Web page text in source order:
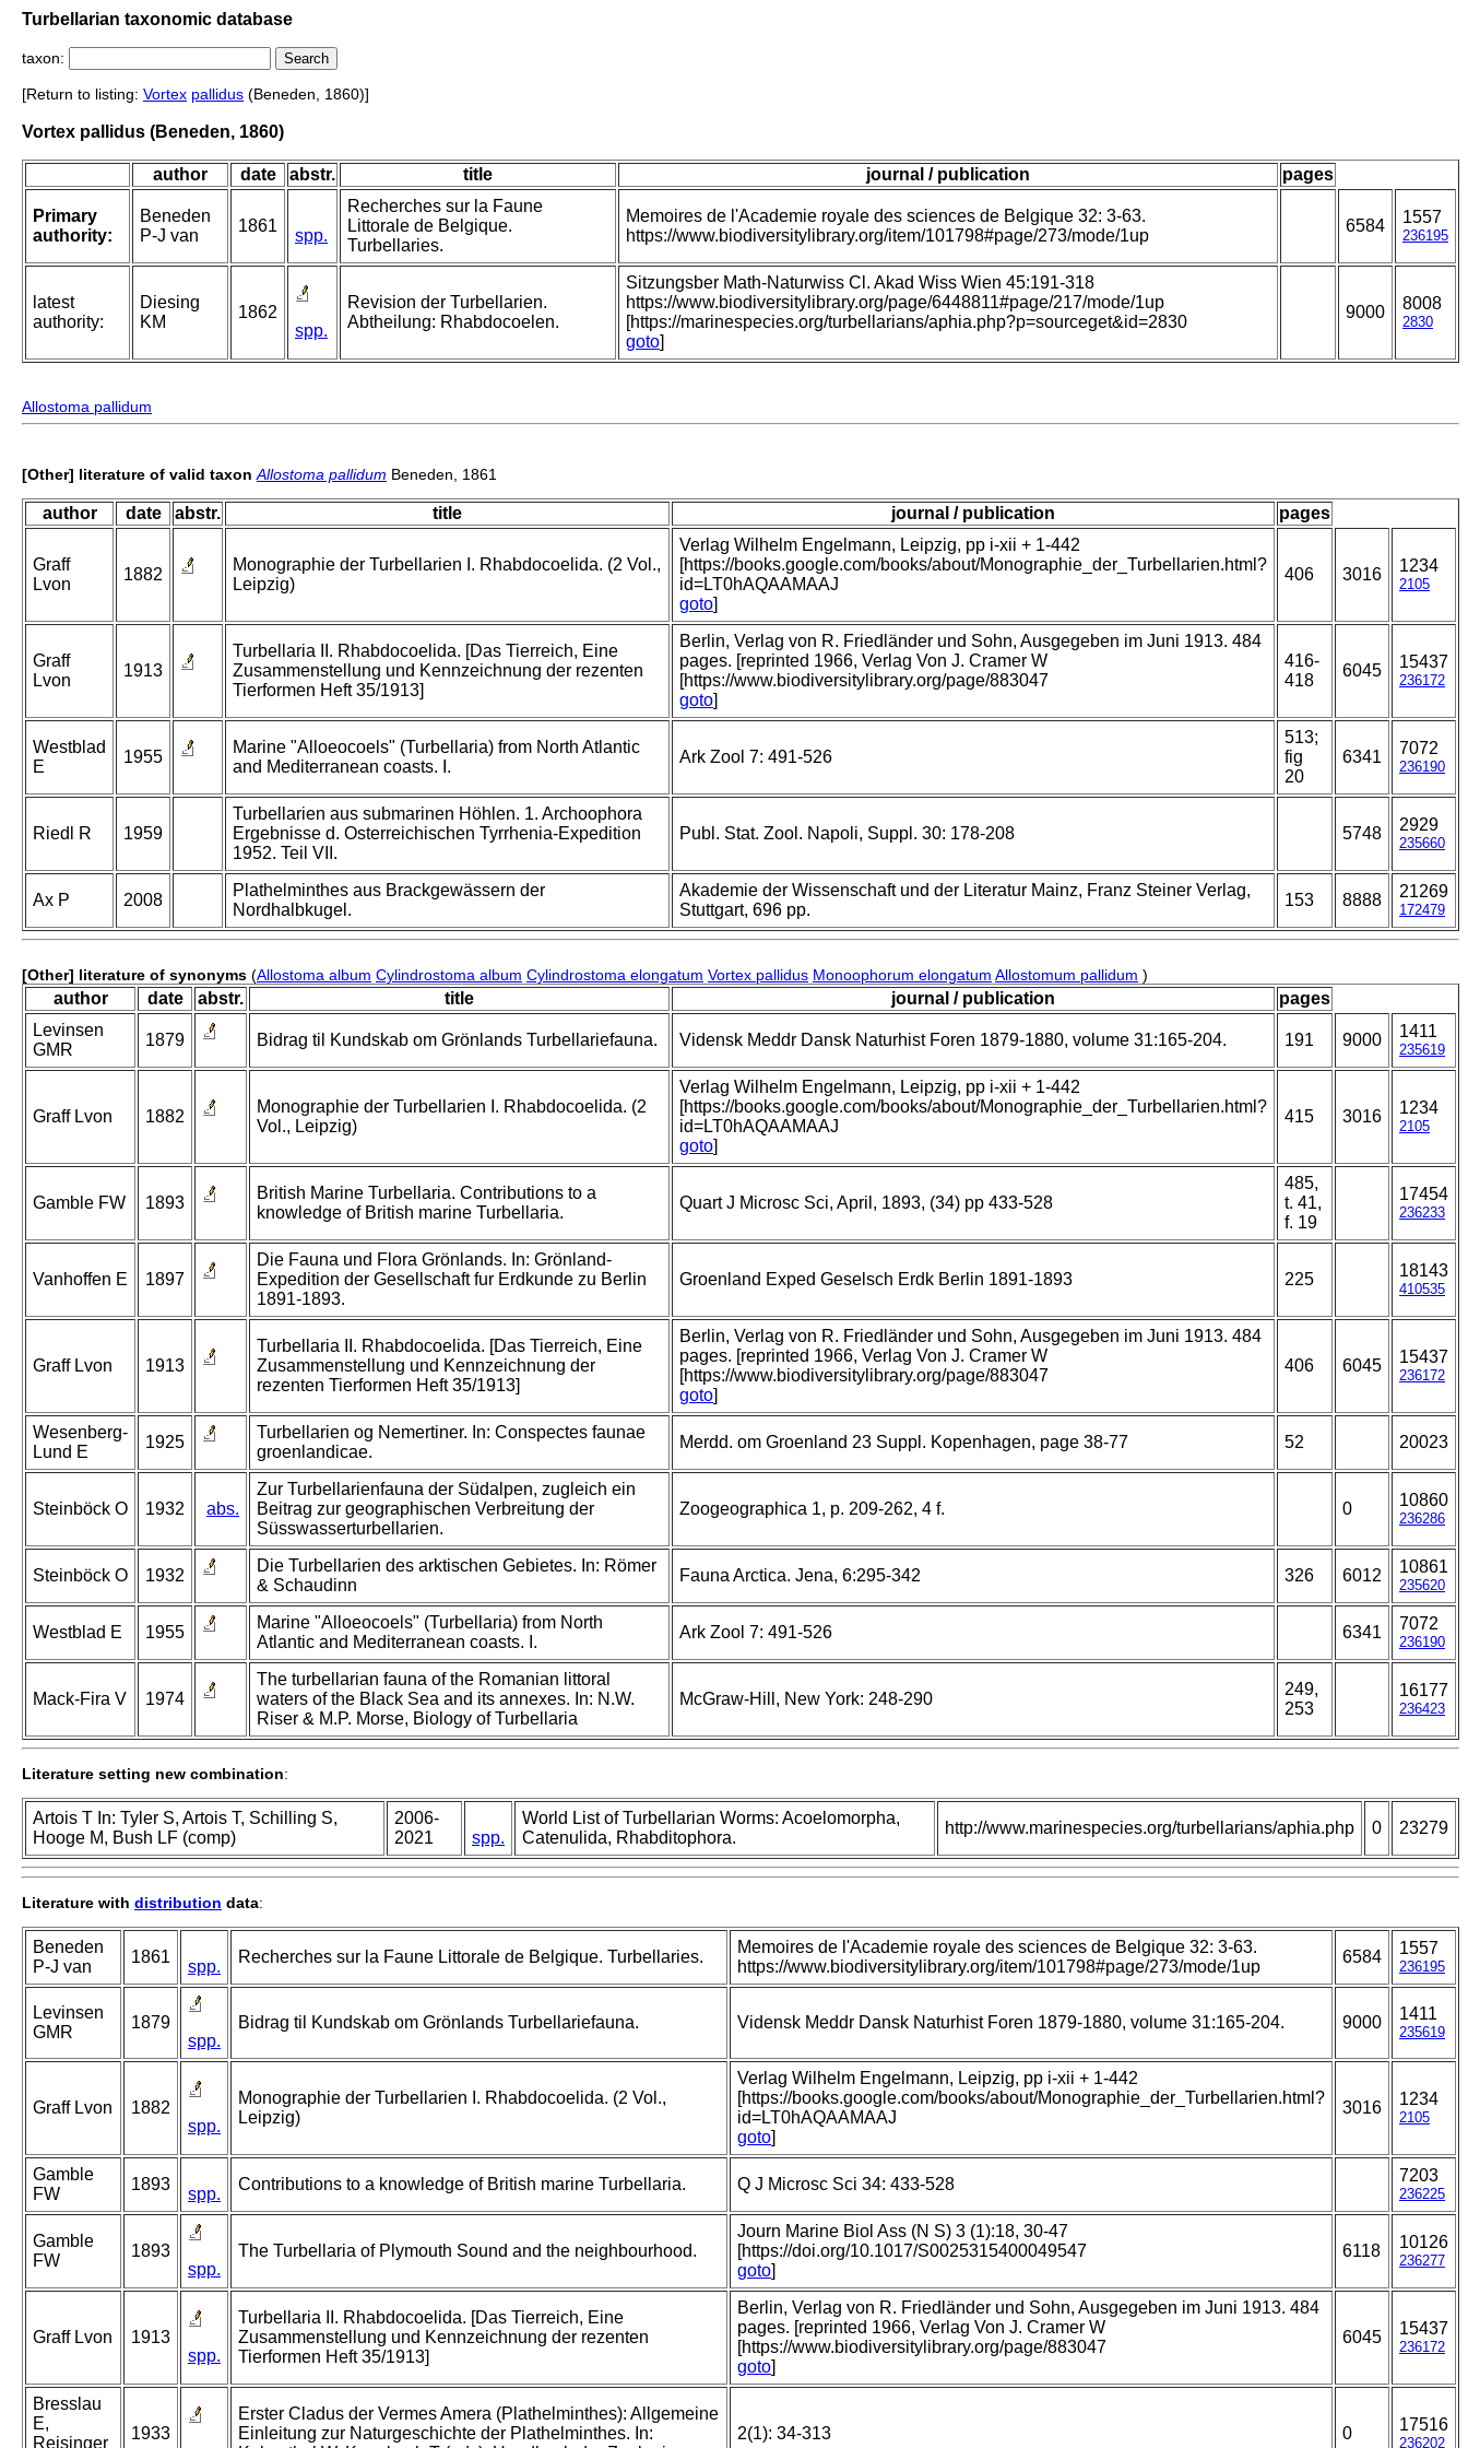
Turbellarian taxonomic database
taxon:
[Return to listing: Vortex pallidus (Beneden, 1860)]
Vortex pallidus (Beneden, 1860)
author date abstr. title journal / publication pages
Primary
authority:
Beneden
P-J van
1861
spp.
Recherches sur la Faune
Littorale de Belgique.
Turbellaries.
Memoires de l'Academie royale des sciences de Belgique 32: 3-63.
https://www.biodiversitylibrary.org/item/101798#page/273/mode/1up
6584 1557
236195
latest
authority:
Diesing
KM
1862
spp.
Revision der Turbellarien.
Abtheilung: Rhabdocoelen.
Sitzungsber Math-Naturwiss Cl. Akad Wiss Wien 45:191-318
https://www.biodiversitylibrary.org/page/6448811#page/217/mode/1up
[https://marinespecies.org/turbellarians/aphia.php?p=sourceget&id=2830
goto]
9000 8008
2830
Allostoma pallidum
[Other] literature of valid taxon Allostoma pallidum Beneden, 1861
author date abstr. title journal / publication pages
Graff
Lvon
1882
Monographie der Turbellarien I. Rhabdocoelida. (2 Vol.,
Leipzig)
Verlag Wilhelm Engelmann, Leipzig, pp i-xii + 1-442
[https://books.google.com/books/about/Monographie_der_Turbellarien.html?
id=LT0hAQAAMAAJ
goto]
406 3016 1234
2105
Graff
Lvon
1913
Turbellaria II. Rhabdocoelida. [Das Tierreich, Eine
Zusammenstellung und Kennzeichnung der rezenten
Tierformen Heft 35/1913]
Berlin, Verlag von R. Friedländer und Sohn, Ausgegeben im Juni 1913. 484
pages. [reprinted 1966, Verlag Von J. Cramer W
[https://www.biodiversitylibrary.org/page/883047
goto]
416-
418
6045 15437
236172
Westblad
E
1955
Marine "Alloeocoels" (Turbellaria) from North Atlantic
and Mediterranean coasts. I.
Ark Zool 7: 491-526
513;
fig
20
6341 7072
236190
Riedl R 1959
Turbellarien aus submarinen Höhlen. 1. Archoophora
Ergebnisse d. Osterreichischen Tyrrhenia-Expedition
1952. Teil VII.
Publ. Stat. Zool. Napoli, Suppl. 30: 178-208 5748 2929
235660
Ax P 2008
Plathelminthes aus Brackgewässern der
Nordhalbkugel.
Akademie der Wissenschaft und der Literatur Mainz, Franz Steiner Verlag,
Stuttgart, 696 pp.
153 8888 21269
172479
[Other] literature of synonyms (Allostoma album Cylindrostoma album Cylindrostoma elongatum Vortex pallidus Monoophorum elongatum Allostomum pallidum )
author date abstr. title journal / publication
pages
Levinsen
GMR
1879 Bidrag til Kundskab om Grönlands Turbellariefauna. Vidensk Meddr Dansk Naturhist Foren 1879-1880, volume 31:165-204. 191 9000 1411
235619
Graff Lvon 1882
Monographie der Turbellarien I. Rhabdocoelida. (2
Vol., Leipzig)
Verlag Wilhelm Engelmann, Leipzig, pp i-xii + 1-442
[https://books.google.com/books/about/Monographie_der_Turbellarien.html?
id=LT0hAQAAMAAJ
goto]
415 3016 1234
2105
Gamble FW 1893
British Marine Turbellaria. Contributions to a
knowledge of British marine Turbellaria.
Quart J Microsc Sci, April, 1893, (34) pp 433-528
485,
t. 41,
f. 19
17454
236233
Vanhoffen E 1897
Die Fauna und Flora Grönlands. In: Grönland-
Expedition der Gesellschaft fur Erdkunde zu Berlin
1891-1893.
Groenland Exped Geselsch Erdk Berlin 1891-1893 225 18143
410535
Graff Lvon 1913
Turbellaria II. Rhabdocoelida. [Das Tierreich, Eine
Zusammenstellung und Kennzeichnung der
rezenten Tierformen Heft 35/1913]
Berlin, Verlag von R. Friedländer und Sohn, Ausgegeben im Juni 1913. 484
pages. [reprinted 1966, Verlag Von J. Cramer W
[https://www.biodiversitylibrary.org/page/883047
goto]
406 6045 15437
236172
Wesenberg-
Lund E
1925
Turbellarien og Nemertiner. In: Conspectes faunae
groenlandicae.
Merdd. om Groenland 23 Suppl. Kopenhagen, page 38-77 52 20023
Steinböck O 1932 abs.
Zur Turbellarienfauna der Südalpen, zugleich ein
Beitrag zur geographischen Verbreitung der
Süsswasserturbellarien.
Zoogeographica 1, p. 209-262, 4 f. 0 10860
236286
Steinböck O 1932
Die Turbellarien des arktischen Gebietes. In: Römer
& Schaudinn
Fauna Arctica. Jena, 6:295-342 326 6012 10861
235620
Westblad E 1955
Marine "Alloeocoels" (Turbellaria) from North
Atlantic and Mediterranean coasts. I.
Ark Zool 7: 491-526 6341 7072
236190
Mack-Fira V 1974
The turbellarian fauna of the Romanian littoral
waters of the Black Sea and its annexes. In: N.W.
Riser & M.P. Morse, Biology of Turbellaria
McGraw-Hill, New York: 248-290
249,
253
16177
236423
Literature setting new combination:
Artois T In: Tyler S, Artois T, Schilling S,
Hooge M, Bush LF (comp)
2006-
2021
spp.
World List of Turbellarian Worms: Acoelomorpha,
Catenulida, Rhabditophora.
http://www.marinespecies.org/turbellarians/aphia.php 0 23279
Literature with distribution data:
Beneden
P-J van
1861
spp.
Recherches sur la Faune Littorale de Belgique. Turbellaries.
Memoires de l'Academie royale des sciences de Belgique 32: 3-63.
https://www.biodiversitylibrary.org/item/101798#page/273/mode/1up
6584 1557
236195
Levinsen
GMR
1879
spp.
Bidrag til Kundskab om Grönlands Turbellariefauna. Vidensk Meddr Dansk Naturhist Foren 1879-1880, volume 31:165-204. 9000 1411
235619
Graff Lvon
1882
spp.
Monographie der Turbellarien I. Rhabdocoelida. (2 Vol.,
Leipzig)
Verlag Wilhelm Engelmann, Leipzig, pp i-xii + 1-442
[https://books.google.com/books/about/Monographie_der_Turbellarien.html?
id=LT0hAQAAMAAJ
goto]
3016 1234
2105
Gamble
FW
1893
spp.
Contributions to a knowledge of British marine Turbellaria. Q J Microsc Sci 34: 433-528 7203
236225
Gamble
FW
1893
spp.
The Turbellaria of Plymouth Sound and the neighbourhood.
Journ Marine Biol Ass (N S) 3 (1):18, 30-47
[https://doi.org/10.1017/S0025315400049547
goto]
6118 10126
236277
Graff Lvon
1913
spp.
Turbellaria II. Rhabdocoelida. [Das Tierreich, Eine
Zusammenstellung und Kennzeichnung der rezenten
Tierformen Heft 35/1913]
Berlin, Verlag von R. Friedländer und Sohn, Ausgegeben im Juni 1913. 484
pages. [reprinted 1966, Verlag Von J. Cramer W
[https://www.biodiversitylibrary.org/page/883047
goto]
6045 15437
236172
Bresslau
E,
Reisinger
1933
Erster Cladus der Vermes Amera (Plathelminthes): Allgemeine
Einleitung zur Naturgeschichte der Plathelminthes. In:
2(1): 34-313 0 17516
236202